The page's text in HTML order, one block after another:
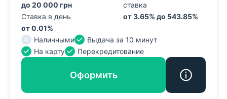
до 20 000 грн
Ставка в день
от 0.01%
ставка
от 3.65% до 543.85%
Наличными
Выдача за 10 минут
На карту
Перекредитование
Оформить